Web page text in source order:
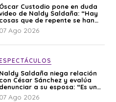
Óscar Custodio pone en duda
de Naldy Saldaña: “Hay
cosas que de repente se han
editado”
07 Ago 2026
Naldy Saldaña niega relación
con César Sánchez y evalúa
denunciar a su esposa: “Es una
difamación”
07 Ago 2026